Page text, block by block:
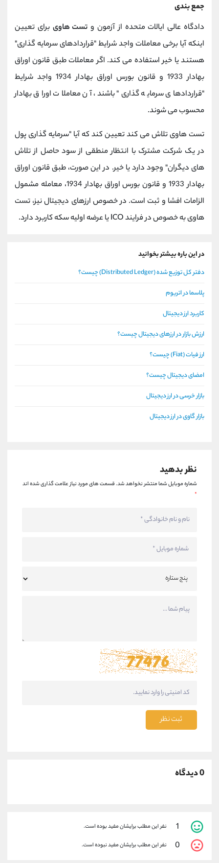
جمع بندی
دادگاه عالی ایالات متحده از آزمون و تست هاوی برای تعیین
اینکه آیا برخی معاملات واجد شرایط "قراردادهای سرمایه گذاری"
هستند یا خیر استفاده می کند. اگر معاملات طبق قانون اوراق
بهادار 1933 و قانون بورس اوراق بهادار 1934 واجد شرایط
"قراردادهای سرمایه گذاری" باشند، آن معاملات اوراق بهادار
محسوب می شوند.
تست هاوی تلاش می کند تعیین کند که آیا "سرمایه گذاری پول
در یک شرکت مشترک با انتظار منطقی از سود حاصل از تلاش
های دیگران" وجود دارد یا خیر. در این صورت، طبق قانون اوراق
بهادار 1933 و قانون بورس اوراق بهادار 1934، معامله مشمول
الزامات افشا و ثبت است. در خصوص ارزهای دیجیتال نیز، تست
هاوی به خصوص در فرایند ICO یا عرضه اولیه سکه کاربرد دارد.
در این باره بیشتر بخوانید
دفتر کل توزیع شده (Distributed Ledger) چیست؟
پلاسما در اتریوم
کاربرد ارز دیجیتال
ارزش بازار در ارزهای دیجیتال چیست؟
ارز فیات (Fiat) چیست؟
امضای دیجیتال چیست؟
بازار خرسی در ارز دیجیتال
بازار گاوی در ارز دیجیتال
نظر بدهید
شماره موبایل شما منتشر نخواهد شد.قسمت های مورد نیاز علامت گذاری شده اند
*
ثبت نظر
0 دیدگاه
1 نفر این مطلب برایشان مفید بوده است.
0 نفر این مطلب برایشان مفید نبوده است.